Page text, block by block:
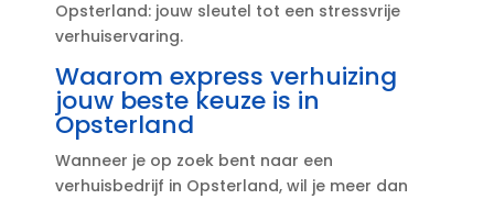
Opsterland: jouw sleutel tot een stressvrije
verhuiservaring.​
Waarom express verhuizing
jouw beste keuze is in
Opsterland
Wanneer je op zoek bent naar een
verhuisbedrijf in Opsterland, wil je meer dan